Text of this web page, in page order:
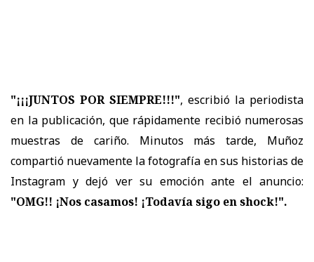
"¡¡¡JUNTOS POR SIEMPRE!!!", escribió la periodista
en la publicación, que rápidamente recibió numerosas
muestras de cariño. Minutos más tarde, Muñoz
compartió nuevamente la fotografía en sus historias de
Instagram y dejó ver su emoción ante el anuncio:
"OMG!! ¡Nos casamos! ¡Todavía sigo en shock!".